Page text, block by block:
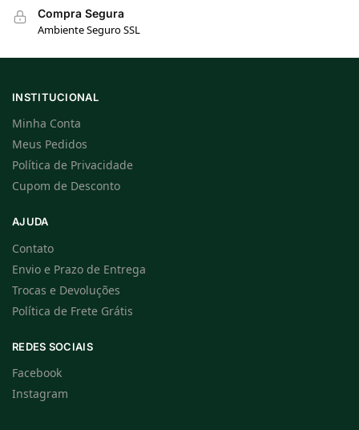
Compra Segura
Ambiente Seguro SSL
INSTITUCIONAL
Minha Conta
Meus Pedidos
Política de Privacidade
Cupom de Desconto
AJUDA
Contato
Envio e Prazo de Entrega
Trocas e Devoluções
Política de Frete Grátis
REDES SOCIAIS
Facebook
Instagram